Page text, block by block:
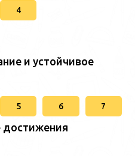
4
и устойчивое
5 6 7
достижения